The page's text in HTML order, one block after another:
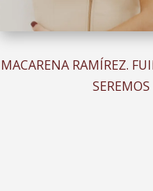
MACARENA RAMÍREZ.
SEREMOS